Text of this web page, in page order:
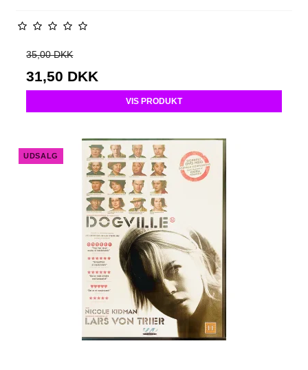
35,00 DKK
31,50 DKK
VIS PRODUKT
UDSALG